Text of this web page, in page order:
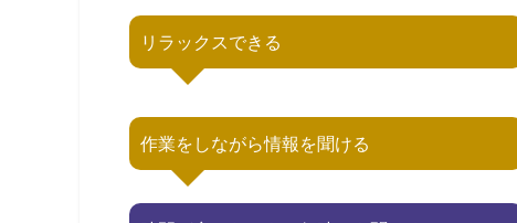
リラックスできる
作業をしながら情報を聞ける